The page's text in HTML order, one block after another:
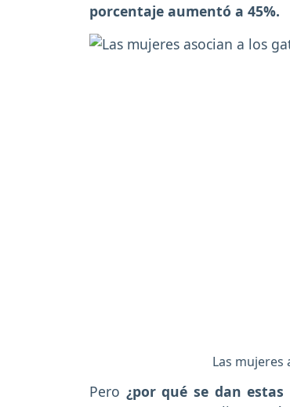
porcentaje aumentó a 45%.
Las mujeres
Pero ¿por qué se dan estas